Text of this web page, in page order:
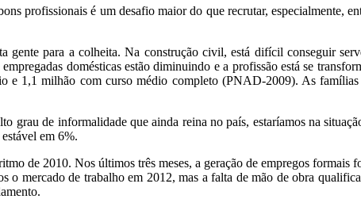
profissionais é um desafio maior do que recrutar, especialmente,
para a colheita. Na construção civil, está difícil conseguir
domésticas estão diminuindo e a profissão está se
e 1,1 milhão com curso médio completo (PNAD-2009). As
grau de informalidade que ainda reina no país, estaríamos na
em 6%.
de 2010. Nos últimos três meses, a geração de empregos formais
o mercado de trabalho em 2012, mas a falta de mão de obra